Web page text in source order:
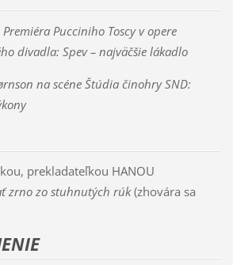
Premiéra Pucciniho Toscy v opere
divadla: Spev – najväčšie lákadlo
na scéne Štúdia činohry SND:
prekladateľkou HANOU
zrno zo stuhnutých rúk(zhovára sa